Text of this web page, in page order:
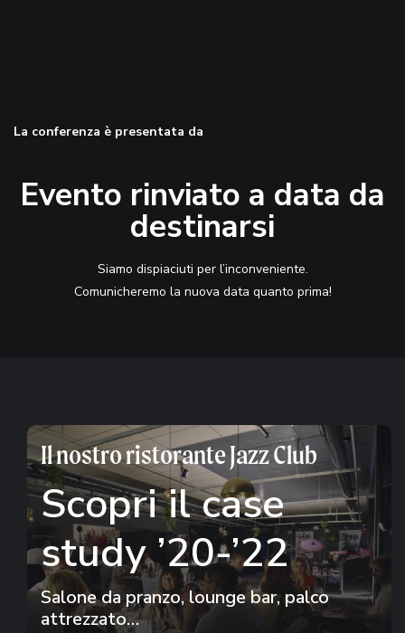
La conferenza è presentata da
Evento rinviato a data da
destinarsi
Siamo dispiaciuti per l’inconveniente.
Comunicheremo la nuova data quanto prima!
Il nostro ristorante Jazz Club
Scopri il case
study ’20-’22
Salone da pranzo, lounge bar, palco
attrezzato…